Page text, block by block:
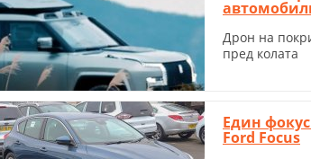
Дрон на
пред колата
Един
Ford Focus